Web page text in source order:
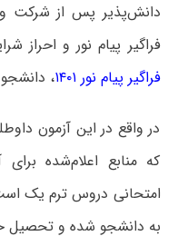
دانش‌پذیر پس از شرکت و
فراگیر پیام نور و احراز
فراگیر پیام نور ۱۴۰۱
،
در واقع در این آزمون
که منابع اعلام‌شده برای
امتحانی دروس ترم یک
به دانشجو شده و تحصیل